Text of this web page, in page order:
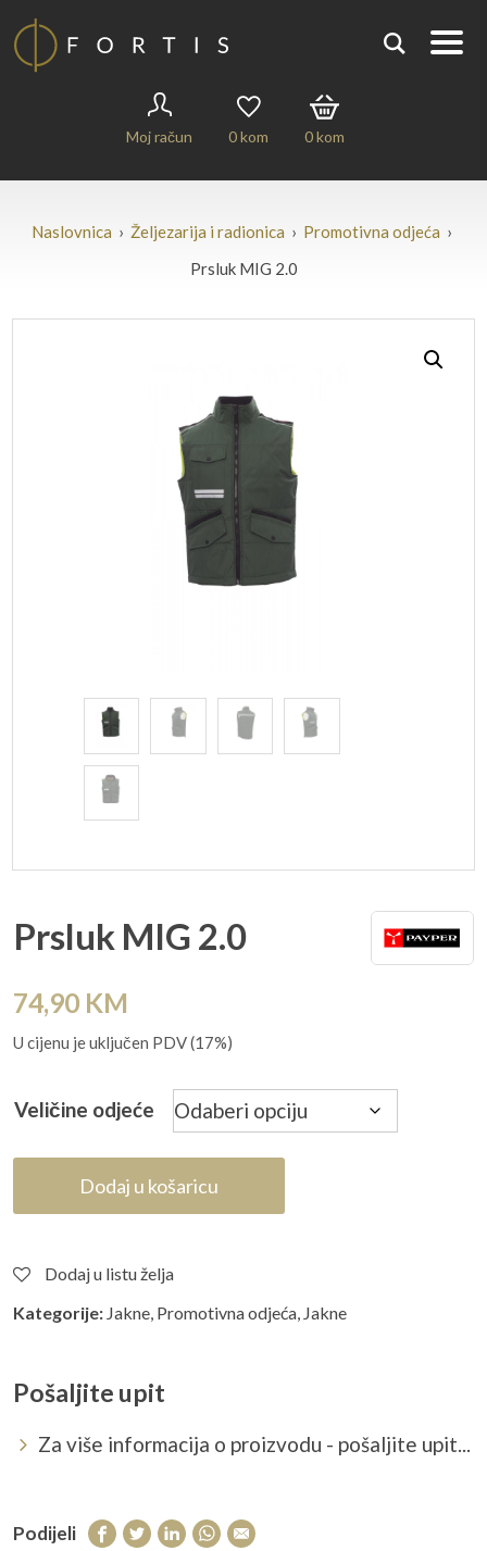
Moj račun 0kom 0kom
Naslovnica › Željezarija i radionica › Promotivna odjeća ›
Prsluk MIG 2.0
Prsluk MIG 2.0
74,90 KM
U cijenu je uključen PDV (17%)
Veličine odjeće
Dodaj u košaricu
Dodaj u listu želja
Kategorije: Jakne, Promotivna odjeća, Jakne
Pošaljite upit
Za više informacija o proizvodu - pošaljite upit...
Podijeli